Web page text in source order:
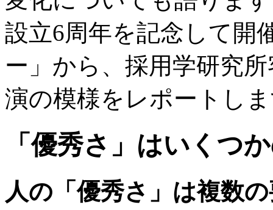
設立6周年を記念して開
ー」から、採用学研究
演の模様をレポートし
「優秀さ」はいくつ
人の「優秀さ」は複数